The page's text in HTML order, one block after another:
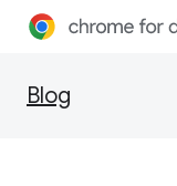
Blog